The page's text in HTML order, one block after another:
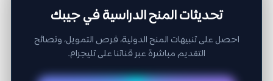
تحديثات المنح الدراسية في جيبك
احصل على تنبيهات المنح الدولية، فرص التمويل، ونصائح
التقديم مباشرة عبر قناتنا على تليجرام.